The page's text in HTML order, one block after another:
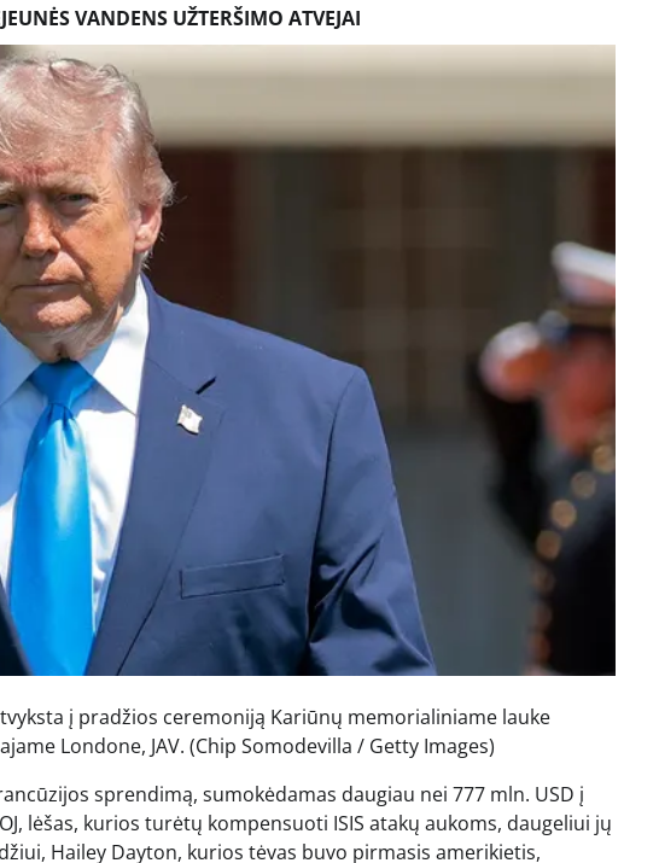
VANDENS UŽTERŠIMO ATVEJAI
į pradžios ceremoniją Kariūnų memorialiniame lauke
Londone, JAV. (Chip Somodevilla / Getty Images)
sprendimą, sumokėdamas daugiau nei 777 mln. USD į
lėšas, kurios turėtų kompensuoti ISIS atakų aukoms, daugeliui jų
Hailey Dayton, kurios tėvas buvo pirmasis amerikietis,